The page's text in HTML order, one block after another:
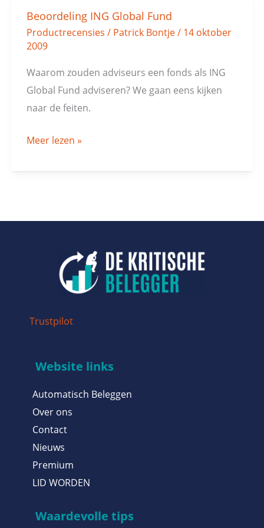
Beoordeling ING Global Fund
Productrecensies / Patrick Bontje/ 14 oktober
2009
Waarom zouden adviseurs een fonds als ING
Global Fund adviseren? We gaan eens kijken
naar de feiten.
Beoordeling
ING
Global
Fund
Meer lezen »
Trustpilot
Website links
Automatisch Beleggen
Over ons
Contact
Nieuws
Premium
LID WORDEN
Waardevolle tips